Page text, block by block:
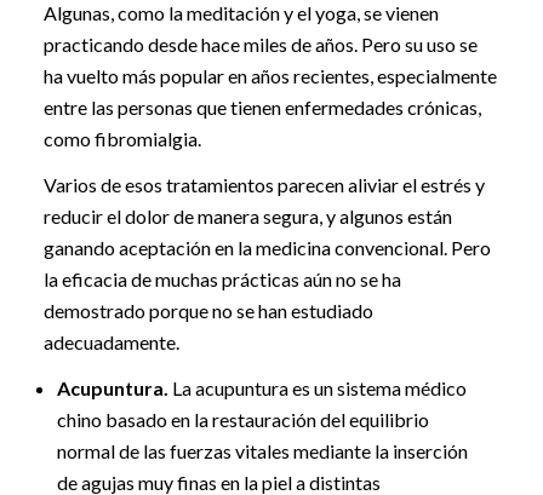
Algunas, como la meditación y el yoga, se vienen
practicando desde hace miles de años. Pero su uso se
ha vuelto más popular en años recientes, especialmente
entre las personas que tienen enfermedades crónicas,
como fibromialgia.
Varios de esos tratamientos parecen aliviar el estrés y
reducir el dolor de manera segura, y algunos están
ganando aceptación en la medicina convencional. Pero
la eficacia de muchas prácticas aún no se ha
demostrado porque no se han estudiado
adecuadamente.
Acupuntura. La acupuntura es un sistema médico
chino basado en la restauración del equilibrio
normal de las fuerzas vitales mediante la inserción
de agujas muy finas en la piel a distintas